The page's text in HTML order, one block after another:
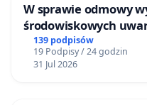
W sprawie odmowy
środowiskowych
zakładu
Ostrowiu
mieszkańców i
139 podpisów
19 Podpisy / 24 godzin
31 Jul 2026